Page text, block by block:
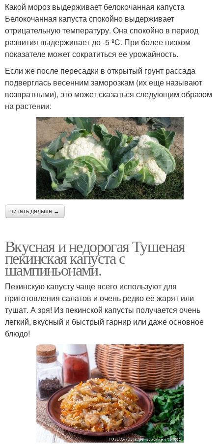
Какой мороз выдерживает белокочанная капуста
Белокочанная капуста спокойно выдерживает
отрицательную температуру. Она спокойно в период
развития выдерживает до -5 ºC. При более низком
показателе может сократиться ее урожайность.
Если же после пересадки в открытый грунт рассада
подверглась весенним заморозкам (их еще называют
возвратными), это может сказаться следующим образом
на растении:
читать дальше →
Вкусная и недорогая Тушеная
пекинская капуста с
шампиньонами.
Пекинскую капусту чаще всего используют для
приготовления салатов и очень редко её жарят или
тушат. А зря! Из пекинской капусты получается очень
легкий, вкусный и быстрый гарнир или даже основное
блюдо!